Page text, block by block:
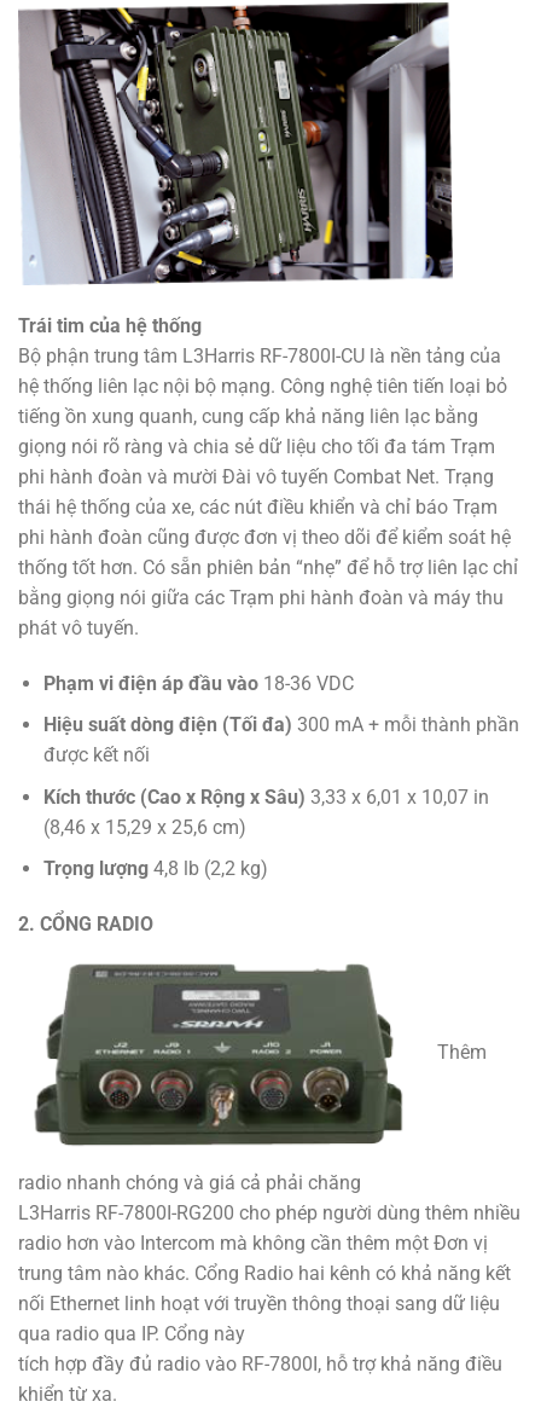
Trái tim của hệ thống
Bộ phận trung tâm L3Harris RF-7800I-CU là nền tảng của
hệ thống liên lạc nội bộ mạng. Công nghệ tiên tiến loại bỏ
tiếng ồn xung quanh, cung cấp khả năng liên lạc bằng
giọng nói rõ ràng và chia sẻ dữ liệu cho tối đa tám Trạm
phi hành đoàn và mười Đài vô tuyến Combat Net. Trạng
thái hệ thống của xe, các nút điều khiển và chỉ báo Trạm
phi hành đoàn cũng được đơn vị theo dõi để kiểm soát hệ
thống tốt hơn. Có sẵn phiên bản “nhẹ” để hỗ trợ liên lạc chỉ
bằng giọng nói giữa các Trạm phi hành đoàn và máy thu
phát vô tuyến.
Phạm vi điện áp đầu vào18-36 VDC
Hiệu suất dòng điện (Tối đa) 300 mA + mỗi thành phần
được kết nối
Kích thước (Cao x Rộng x Sâu) 3,33 x 6,01 x 10,07 in
(8,46 x 15,29 x 25,6 cm)
Trọng lượng4,8 lb (2,2 kg)
2. CỔNG RADIO
Thêm
radio nhanh chóng và giá cả phải chăng
L3Harris RF-7800I-RG200 cho phép người dùng thêm nhiều
radio hơn vào Intercom mà không cần thêm một Đơn vị
trung tâm nào khác. Cổng Radio hai kênh có khả năng kết
nối Ethernet linh hoạt với truyền thông thoại sang dữ liệu
qua radio qua IP. Cổng này
tích hợp đầy đủ radio vào RF-7800I, hỗ trợ khả năng điều
khiển từ xa.